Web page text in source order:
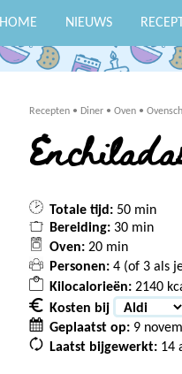
HOME NIEUWS
Recepten • Diner •Oven •
Totale tijd: 50 min
Bereiding: 30 min
Oven: 20 min
Personen: 4 (of 3 als
Kilocalorieën: 2140
Kosten bij
Geplaatst op: 9
Laatst bijgewerkt: 14